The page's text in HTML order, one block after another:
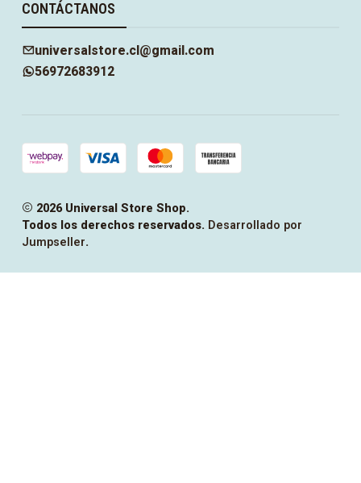
CONTÁCTANOS
universalstore.cl@gmail.com
56972683912
2026 Universal Store Shop.
Todos los derechos reservados. Desarrollado por
Jumpseller.